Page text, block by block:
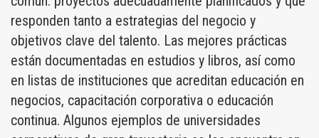
responden tanto a estrategias del negocio y
objetivos clave del talento. Las mejores prácticas
están documentadas en estudios y libros, así como
en listas de instituciones que acreditan educación en
negocios, capacitación corporativa o educación
continua. Algunos ejemplos de universidades